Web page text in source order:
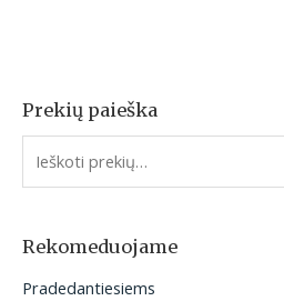
Prekių paieška
I
e
o
Rekomeduojame
Pradedantiesiems